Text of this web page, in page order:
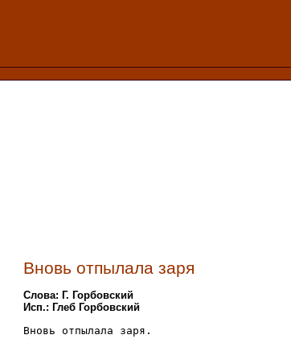
Вновь отпылала заря
Слова: Г. Горбовский
Исп.: Глеб Горбовский
Вновь отпылала заря.